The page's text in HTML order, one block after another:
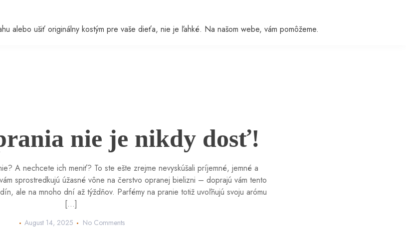
alebo ušiť originálny kostým pre vaše dieťa, nie je ľahké. Na našom webe, vám pomôžeme.
nie je nikdy dosť!
A nechcete ich meniť? To ste ešte zrejme nevyskúšali príjemné, jemné a
sprostredkujú úžasné vône na čerstvo opranej bielizni – doprajú vám tento
ale na mnoho dní až týždňov. Parfémy na pranie totiž uvoľňujú svoju arómu
[…]
August 14, 2025 No Comments